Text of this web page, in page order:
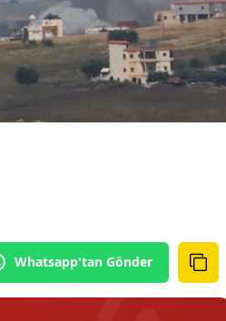
Whatsapp'tan Gönder